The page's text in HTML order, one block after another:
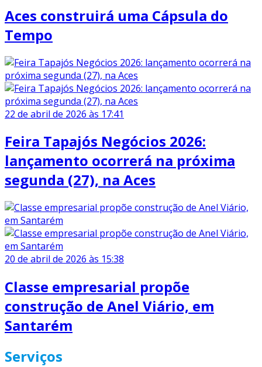
Aces construirá uma Cápsula do
Tempo
22 de abril de 2026 às 17:41
Feira Tapajós Negócios 2026:
lançamento ocorrerá na próxima
segunda (27), na Aces
20 de abril de 2026 às 15:38
Classe empresarial propõe
construção de Anel Viário, em
Santarém
Serviços